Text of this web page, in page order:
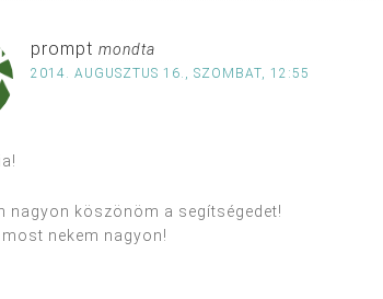
prompt mondta
2014. AUGUSZTUS 16., SZOMBAT, 12:55
nagyon köszönöm a segítségedet!
nekem nagyon!